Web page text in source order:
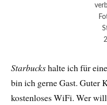
Starbuckshalte ich für
bin ich gerne Gast. Guter
kostenloses WiFi. Wer